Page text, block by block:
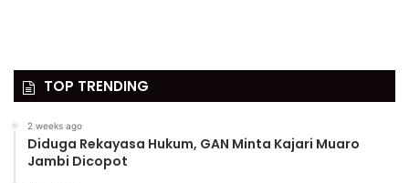
TOP TRENDING
2 weeks ago
Diduga Rekayasa Hukum, GAN Minta Kajari Muaro
Jambi Dicopot